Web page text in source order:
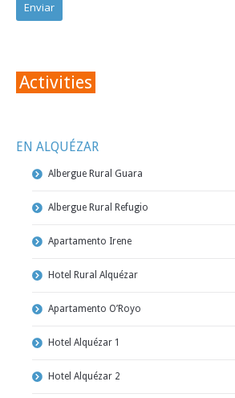
Activities
EN ALQUÉZAR
Albergue Rural Guara
Albergue Rural Refugio
Apartamento Irene
Hotel Rural Alquézar
Apartamento O’Royo
Hotel Alquézar 1
Hotel Alquézar 2